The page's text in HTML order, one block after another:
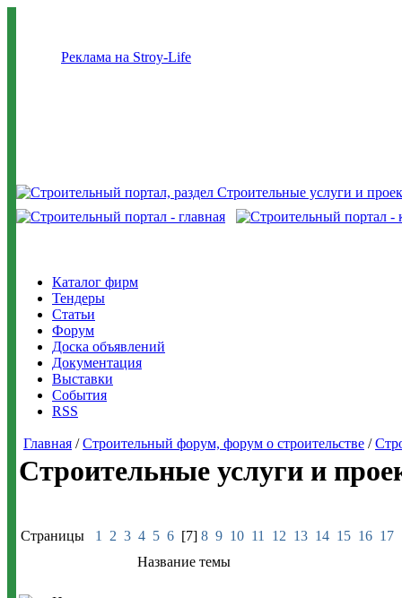
Реклама на Stroy-Life
Каталог фирм
Тендеры
Статьи
Форум
Доска объявлений
Документация
Выставки
События
RSS
Главная /Строительный форум, форум о строительстве /
Строительные услуги и
Страницы 1 2 3 4 5 6 [7] 8 9 10 11 12 13 14 15 16 17
Название темы